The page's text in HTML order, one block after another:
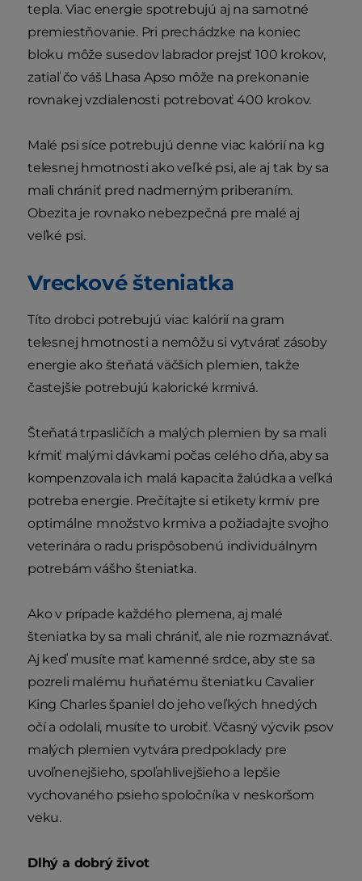
tepla. Viac energie spotrebujú aj na samotné
premiestňovanie. Pri prechádzke na koniec
bloku môže susedov labrador prejsť 100 krokov,
zatiaľ čo váš Lhasa Apso môže na prekonanie
rovnakej vzdialenosti potrebovať 400 krokov.
Malé psi síce potrebujú denne viac kalórií na kg
telesnej hmotnosti ako veľké psi, ale aj tak by sa
mali chrániť pred nadmerným priberaním.
Obezita je rovnako nebezpečná pre malé aj
veľké psi.
Vreckové šteniatka
Títo drobci potrebujú viac kalórií na gram
telesnej hmotnosti a nemôžu si vytvárať zásoby
energie ako šteňatá väčších plemien, takže
častejšie potrebujú kalorické krmivá.
Šteňatá trpasličích a malých plemien by sa mali
kŕmiť malými dávkami počas celého dňa, aby sa
kompenzovala ich malá kapacita žalúdka a veľká
potreba energie. Prečítajte si etikety krmív pre
optimálne množstvo krmiva a požiadajte svojho
veterinára o radu prispôsobenú individuálnym
potrebám vášho šteniatka.
Ako v prípade každého plemena, aj malé
šteniatka by sa mali chrániť, ale nie rozmaznávať.
Aj keď musíte mať kamenné srdce, aby ste sa
pozreli malému huňatému šteniatku Cavalier
King Charles španiel do jeho veľkých hnedých
očí a odolali, musíte to urobiť. Včasný výcvik psov
malých plemien vytvára predpoklady pre
uvoľnenejšieho, spoľahlivejšieho a lepšie
vychovaného psieho spoločníka v neskoršom
veku.
Dlhý a dobrý život